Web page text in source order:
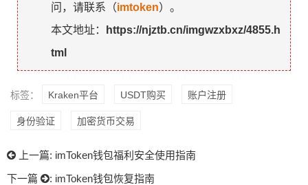
问，请联系（imtoken）。
本文地址：
https://njztb.cn/imgwzxbxz/4855.h
tml
标签： Kraken平台 USDT购买 账户注册
身份验证 加密货币交易
上一篇: imToken钱包福利安全使用指南
下一篇
: imToken钱包恢复指南